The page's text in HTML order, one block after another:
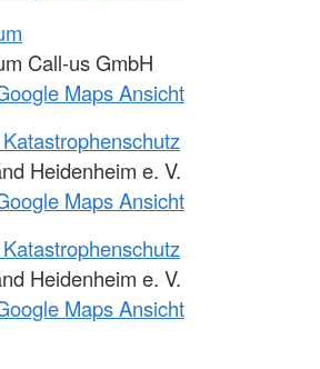
Call-us GmbH
Maps Ansicht
Heidenheim e. V.
Maps Ansicht
Heidenheim e. V.
Maps Ansicht